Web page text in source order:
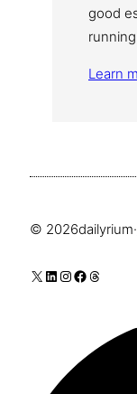
good
Learn
© 2026dailyrium·
X LinkedIn
Instagram
Facebook
Threads